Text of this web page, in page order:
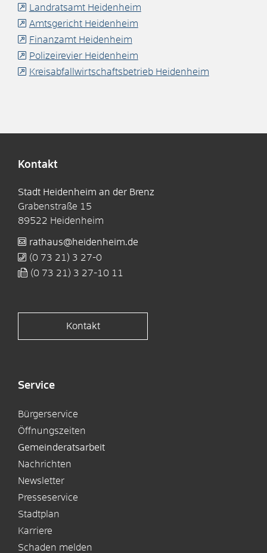
Landratsamt Heidenheim
Amtsgericht Heidenheim
Finanzamt Heidenheim
Polizeirevier Heidenheim
Kreisabfallwirtschaftsbetrieb Heidenheim
Kontakt
Stadt Heidenheim an der Brenz
Grabenstraße 15
89522 Heidenheim
rathaus@heidenheim.de
(0 73 21) 3 27-0
(0 73 21) 3 27-10 11
Kontakt
Service
Bürgerservice
Öffnungszeiten
Gemeinderatsarbeit
Nachrichten
Newsletter
Presseservice
Stadtplan
Karriere
Schaden melden